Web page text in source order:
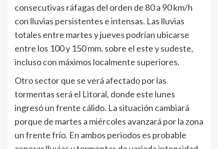
consecutivas ráfagas del orden de 80 a 90 km/h
con lluvias persistentes e intensas. Las lluvias
totales entre martes y jueves podrían ubicarse
entre los 100 y 150 mm. sobre el este y sudeste,
incluso con máximos localmente superiores.
Otro sector que se verá afectado por las
tormentas será el Litoral, donde este lunes
ingresó un frente cálido. La situación cambiará
porque de martes a miércoles avanzará por la zona
un frente frío. En ambos periodos es probable